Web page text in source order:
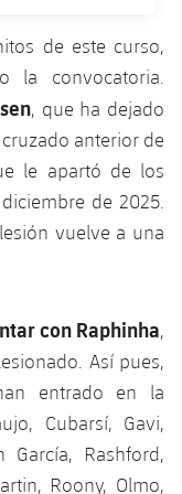
de este curso,
la convocatoria.
, que ha dejado
anterior de
le apartó de los
de 2025.
vuelve a una
con Raphinha,
Así pues,
entrado en la
Cubarsí, Gavi,
García, Rashford,
Roony, Olmo,